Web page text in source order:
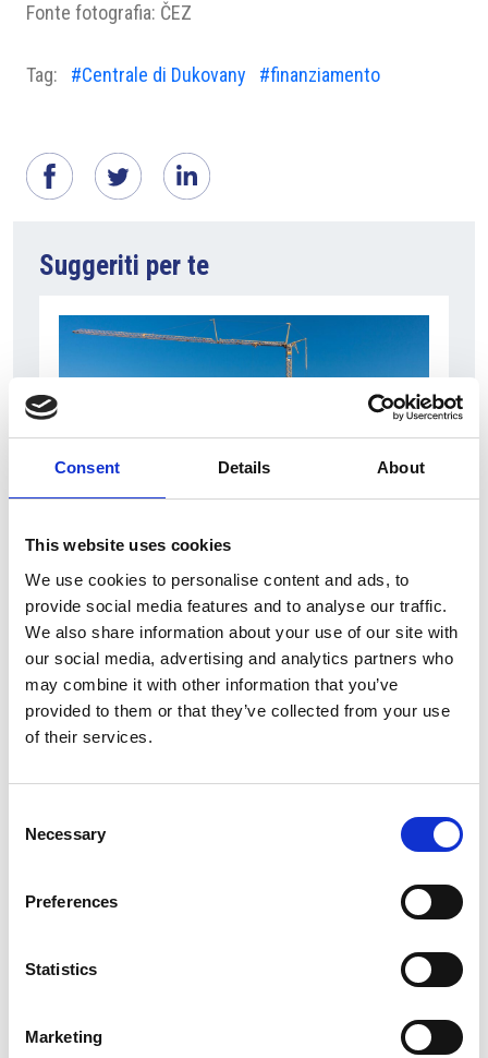
Consent Details About
This website uses cookies
We use cookies to personalise content and ads, to
provide social media features and to analyse our traffic.
We also share information about your use of our site with
our social media, advertising and analytics partners who
may combine it with other information that you’ve
provided to them or that they’ve collected from your use
of their services.
Selection
Necessary
Preferences
Statistics
Marketing
Fonte fotografia: ČEZ
Tag: #Centrale di Dukovany #finanziamento
Suggeriti per te
7 Agosto 2026
Nel primo semestre è aumentata fortemente la
costruzione di nuove abitazioni
Repubblica Ceca
La Škoda avvia la produzione del suo SUV Peaq
Repubblica Ceca